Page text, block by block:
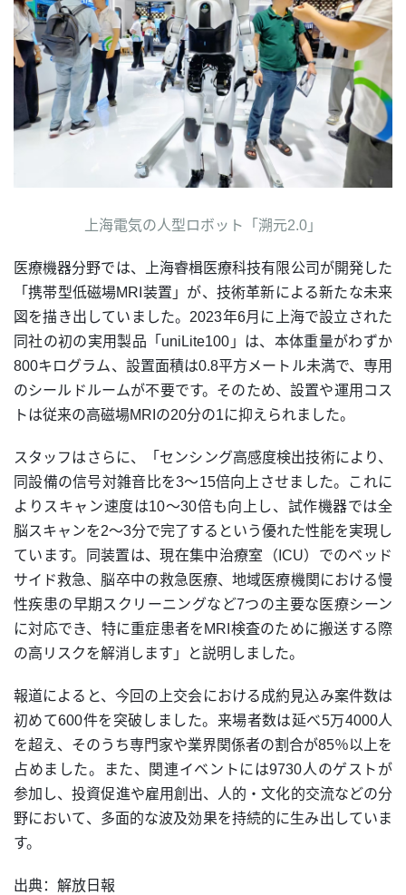
上海電気の人型ロボット「溯元2.0」
医療機器分野では、上海睿楫医療科技有限公司が開発した
「携帯型低磁場MRI装置」が、技術革新による新たな未来
図を描き出していました。2023年6月に上海で設立された
同社の初の実用製品「uniLite100」は、本体重量がわずか
800キログラム、設置面積は0.8平方メートル未満で、専用
のシールドルームが不要です。そのため、設置や運用コス
トは従来の高磁場MRIの20分の1に抑えられました。
スタッフはさらに、「センシング高感度検出技術により、
同設備の信号対雑音比を3～15倍向上させました。これに
よりスキャン速度は10～30倍も向上し、試作機器では全
脳スキャンを2～3分で完了するという優れた性能を実現し
ています。同装置は、現在集中治療室（ICU）でのベッド
サイド救急、脳卒中の救急医療、地域医療機関における慢
性疾患の早期スクリーニングなど7つの主要な医療シーン
に対応でき、特に重症患者をMRI検査のために搬送する際
の高リスクを解消します」と説明しました。
報道によると、今回の上交会における成約見込み案件数は
初めて600件を突破しました。来場者数は延べ5万4000人
を超え、そのうち専門家や業界関係者の割合が85％以上を
占めました。また、関連イベントには9730人のゲストが
参加し、投資促進や雇用創出、人的・文化的交流などの分
野において、多面的な波及効果を持続的に生み出していま
す。
出典：解放日報